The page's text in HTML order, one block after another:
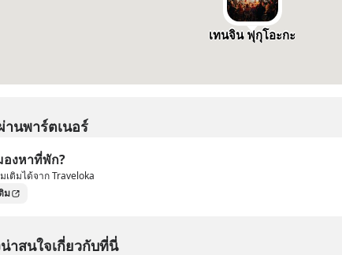
เทนจิน ฟุกุโอะกะ
านพาร์ตเนอร์
องหาที่พัก?
เติมได้จาก Traveloka
ม
น่าสนใจเกี่ยวกับที่นี่